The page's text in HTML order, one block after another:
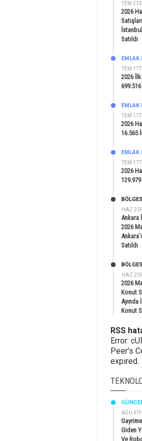
TEM
2026
Satıldı
TEM
EMLAK
2026 İlk
TEM
EMLAK
2026
16.565
TEM
EMLAK
2026
HAZ
Ankara
2026
Satıldı
HAZ
2026
Konut
Ayında
Konut
RSS
Error:
Peer's
expired.
AĞU 4TH
Giden
Ve